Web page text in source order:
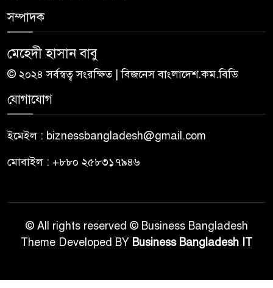
সম্পাদক
মেহেদী হাসান বাবু
© ২০২৪ সর্বস্বত্ব সংরক্ষিত | বিজনেস বাংলাদেশ.কম.বিডি
যোগাযোগ
ইমেইল : biznessbangladesh@gmail.com
মোবাইল : +৮৮০ ২৫৮৩১৭৯৪৬
© All rights reserved © Business Bangladesh
Theme Developed BY Business Bangladesh IT